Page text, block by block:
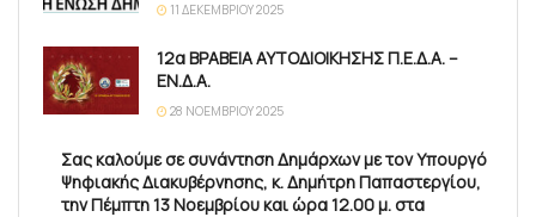
11 ΔΕΚΕΜΒΡΊΟΥ 2025
12α ΒΡΑΒΕΙΑ ΑΥΤΟΔΙΟΙΚΗΣΗΣ Π.Ε.Δ.Α. –
ΕΝ.Δ.Α.
28 ΝΟΕΜΒΡΊΟΥ 2025
Σας καλούμε σε συνάντηση Δημάρχων με τον Υπουργό
Ψηφιακής Διακυβέρνησης, κ. Δημήτρη Παπαστεργίου,
την Πέμπτη 13 Νοεμβρίου και ώρα 12.00 μ. στα